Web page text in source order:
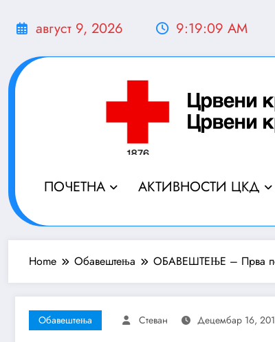
август 9, 2026 9:19:10 AM
ПОЧЕТНА АКТИВНОСТИ ЦКД
Home Обавештења ОБАВЕШТЕЊЕ – Прва
Обавештења Стеван Децембар 16,